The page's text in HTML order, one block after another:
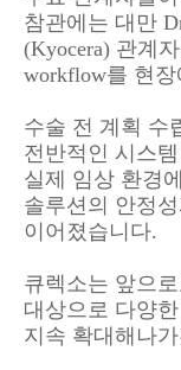
참관에는 대만
(Kyocera) 관계
workflow를 현
수술 전 계획 수
전반적인 시스
실제 임상 환경
솔루션의 안정
이어졌습니다.
큐렉소는 앞으
대상으로 다양
지속 확대해나